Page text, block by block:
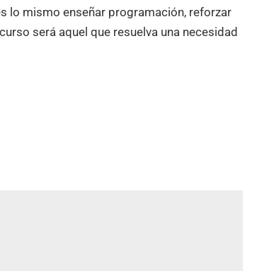
lo mismo enseñar programación, reforzar
será aquel que resuelva una necesidad